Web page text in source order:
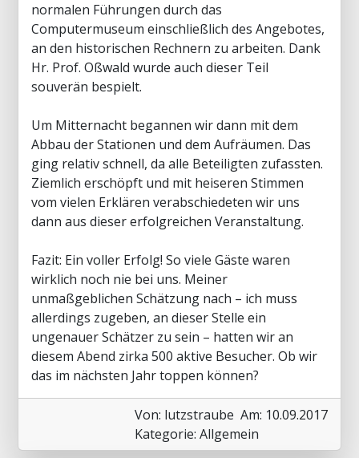
normalen Führungen durch das
Computermuseum einschließlich des Angebotes,
an den historischen Rechnern zu arbeiten. Dank
Hr. Prof. Oßwald wurde auch dieser Teil
souverän bespielt.
Um Mitternacht begannen wir dann mit dem
Abbau der Stationen und dem Aufräumen. Das
ging relativ schnell, da alle Beteiligten zufassten.
Ziemlich erschöpft und mit heiseren Stimmen
vom vielen Erklären verabschiedeten wir uns
dann aus dieser erfolgreichen Veranstaltung.
Fazit: Ein voller Erfolg! So viele Gäste waren
wirklich noch nie bei uns. Meiner
unmaßgeblichen Schätzung nach – ich muss
allerdings zugeben, an dieser Stelle ein
ungenauer Schätzer zu sein – hatten wir an
diesem Abend zirka 500 aktive Besucher. Ob wir
das im nächsten Jahr toppen können?
Von: lutzstraube Am: 10.09.2017
Kategorie: Allgemein